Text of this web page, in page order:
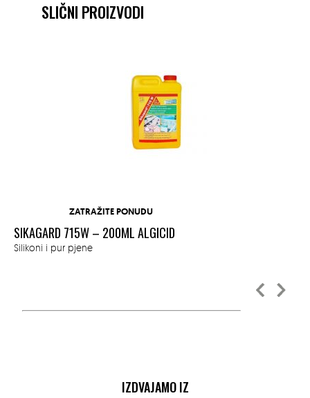
SLIČNI PROIZVODI
ZATRAŽITE PONUDU
SIKAGARD 715W – 200ML ALGICID
Silikoni i pur pjene
IZDVAJAMO IZ